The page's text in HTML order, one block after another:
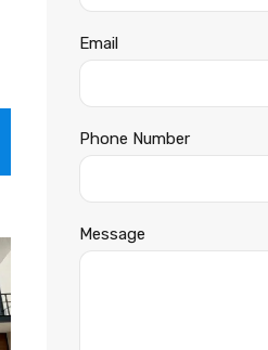
Email
Phone Number
Message